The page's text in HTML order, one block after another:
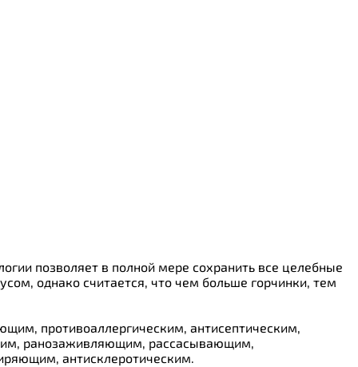
позволяет в полной мере сохранить все целебные
однако считается, что чем больше горчинки, тем
противоаллергическим, антисептическим,
ранозаживляющим, рассасывающим,
антисклеротическим.